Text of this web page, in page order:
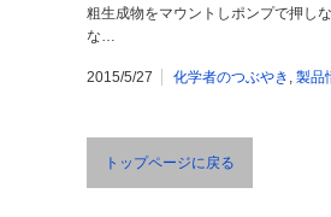
粗生成物をマウントしポンプで押し
な…
2015/5/27 化学者のつぶやき , 製品
トップページに戻る